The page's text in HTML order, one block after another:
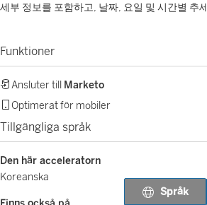
세부 정보를 포함하고, 날짜, 요일 및 시간별 추
Funktioner
Ansluter till
Marketo
Optimerat för mobiler
Tillgängliga språk
Den här acceleratorn
Koreanska
Språk